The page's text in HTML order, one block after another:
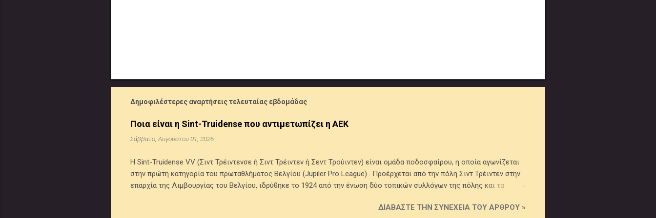
Δημοφιλέστερες αναρτήσεις τελευταίας εβδομάδας
Ποια είναι η Sint-Truidense που αντιμετωπίζει η ΑΕΚ
Σάββατο, Αυγούστου 01, 2026
Η Sint-Truidense VV (Σιντ Τρέιντενσε ή Σιντ Τρέιντεν ή Σεντ Τρούιντεν) είναι ομάδα ποδοσφαίρου, η οποία αγωνίζεται
στην πρώτη κατηγορία του πρωταθλήματος Βελγίου (Jupiler Pro League) . Προέρχεται από την πόλη Σιντ Τρέιντεν στην
επαρχία της Λιμβουργίας του Βελγίου, ιδρύθηκε το 1924 από την ένωση δύο τοπικών συλλόγων της πόλης και τα
πρωταθλήμα Β' Εθνικής (1986-1987, 1993-1994, 2008-2009, 2014-2015), ενώ έφθασε δύο φορές (1970-1971, 2002-2003)
ΔΙΑΒΆΣΤΕ ΤΗΝ ΣΥΝΈΧΕΙΑ ΤΟΥ ΆΡΘΡΟΥ »